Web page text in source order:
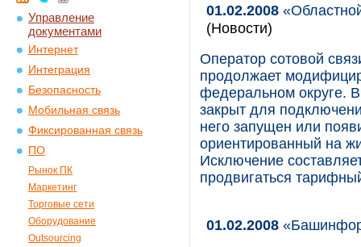
Управление
документами
Интернет
Интеграция
Безопасность
Мобильная связь
Фиксированная связь
ПО
Рынок ПК
Маркетинг
Торговые сети
Оборудование
Outsourcing
01.02.2008
(Новости)
Оператор сотовой
продолжает
федеральном округе.
закрыт для
него запущен или
ориентированный на
Исключение
продвигаться
01.02.2008